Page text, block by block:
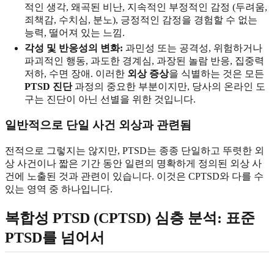
적인 생각, 왜곡된 비난, 지속적인 부정적인 감정 (두려움,
죄책감, 수치심, 분노), 긍정적인 감정을 경험할 수 없는
능력, 떨어져 있는 느낌.
각성 및 반응성의 변화: 과민성 또는 공격성, 위험하거나
파괴적인 행동, 과도한 경계심, 과장된 놀람 반응, 집중력
저하, 수면 장애. 이러한 외상 증상을 식별하는 것은 모든
PTSD 진단과정의 중요한 부분이지만, 당사의 온라인 도
구는 진단이 아닌 선별을 위한 것입니다.
일반적으로 단일 사건 외상과 관련됨
전적으로 그렇지는 않지만, PTSD는 종종 단일하고 뚜렷한 외
상 사건이나 짧은 기간 동안 일련의 명확하게 정의된 외상 사
건에 노출된 것과 관련이 있습니다. 이것은 CPTSD와 다를 수
있는 영역 중 하나입니다.
복합성 PTSD (CPTSD) 심층 분석: 표준
PTSD를 넘어서